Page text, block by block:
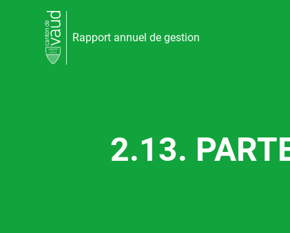
Rapport annuel de gestion
2.13.